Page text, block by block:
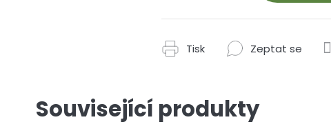
Tisk Zeptat se
Související produkty